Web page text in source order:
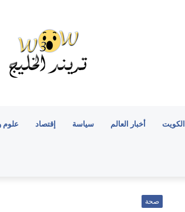
الكويت أخبار العالم سياسة إقتصاد علوم
صحة